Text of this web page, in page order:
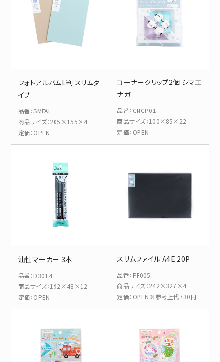
フォトアルバムL判 スリムタ
イプ
品番 ：SMFAL
商品サイズ：205×155×4
定価：OPEN
コーナークリップ2個 シマエ
ナガ
品番： CNCP01
商品サイズ：100×85×22
定価： OPEN
油性マーカー 3本
品番 ：D3014
商品サイズ：192×48×12
定価：OPEN
スリムファイル A4E 20P
品番： PF005
商品サイズ：242×327×4
定価： OPEN※参考上代730円